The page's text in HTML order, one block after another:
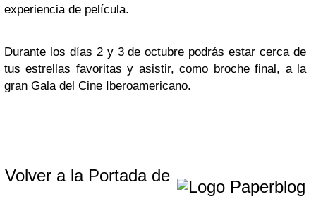
experiencia de película.
Durante los días 2 y 3 de octubre podrás estar cerca de
tus estrellas favoritas y asistir, como broche final, a la
gran Gala del Cine Iberoamericano.
Volver a la Portada de